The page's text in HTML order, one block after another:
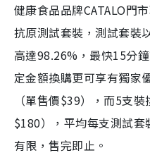
健康食品品牌CATALO門
抗原測試套裝，測試套裝
高達98.26%，最快15分
定金額換購更可享有獨家
（單售價$39），而5支
$180），平均每支測試
有限，售完即止。